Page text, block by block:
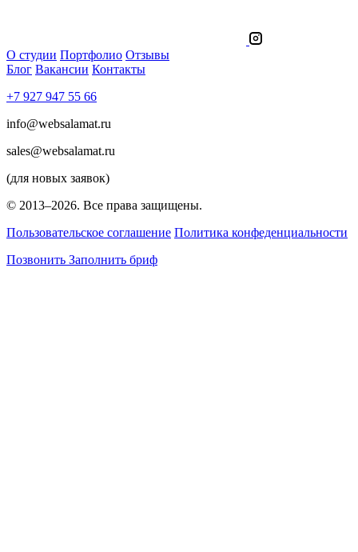
О студии Портфолио Отзывы
Блог Вакансии Контакты
+7 927 947 55 66
info@websalamat.ru
sales@websalamat.ru
(для новых заявок)
© 2013–2026. Все права защищены.
Пользовательское соглашение Политика конфеденциальности
Позвонить Заполнить бриф